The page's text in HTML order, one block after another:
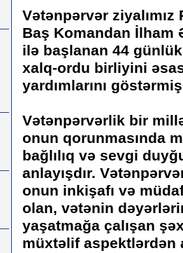
Vətənpərvər
Baş Komandan İlham
ilə başlanan 44
xalq-ordu birliyini
yardımlarını
Vətənpərvərlik bir
onun qorunmasında
bağlılıq və sevgi
anlayışdır.
onun inkişafı və
olan, vətənin
yaşatmağa çalışan
müxtəlif aspektlərdən